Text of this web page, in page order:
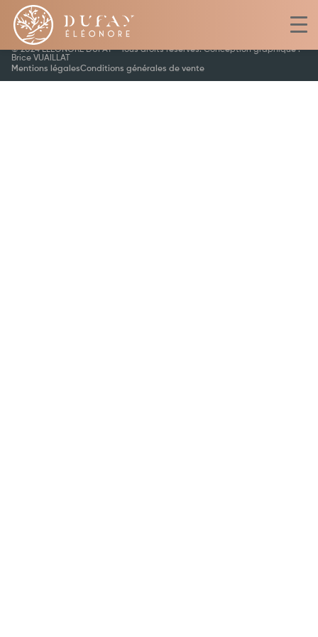
©️ 2024 ELEONORE DUFAY - Tous droits réservés. Conception graphique :
Brice VUAILLAT
Mentions légalesConditions générales de vente